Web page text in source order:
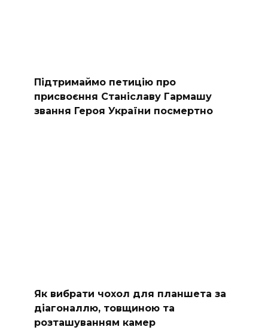
Підтримаймо петицію про
присвоєння Станіславу Гармашу
звання Героя України посмертно
Як вибрати чохол для планшета за
діагоналлю, товщиною та
розташуванням камер